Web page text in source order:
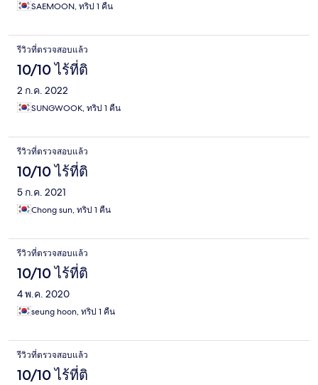
SAEMOON, ทริป 1 คืน
รีวิวที่ตรวจสอบแล้ว
10/10 ไร้ที่ติ
2 ก.ค. 2022
SUNGWOOK, ทริป 1 คืน
รีวิวที่ตรวจสอบแล้ว
10/10 ไร้ที่ติ
5 ก.ค. 2021
Chong sun, ทริป 1 คืน
รีวิวที่ตรวจสอบแล้ว
10/10 ไร้ที่ติ
4 พ.ค. 2020
seung hoon, ทริป 1 คืน
รีวิวที่ตรวจสอบแล้ว
10/10 ไร้ที่ติ